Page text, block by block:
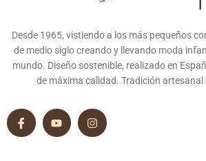
Desde 1965, vistiendo a los más pequeños
de medio siglo creando y llevando moda
mundo. Diseño sostenible, realizado en
de máxima calidad. Tradición artesanal